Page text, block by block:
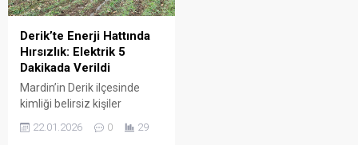
Derik’te Enerji Hattında
Hırsızlık: Elektrik 5
Dakikada Verildi
Mardin’in Derik ilçesinde
kimliği belirsiz kişiler
hattına ait destek
22.01.2026 0 29